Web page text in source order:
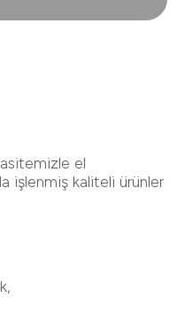
el
işlenmiş kaliteli ürünler